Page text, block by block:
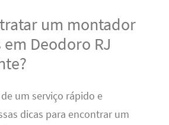
um montador
Deodoro RJ
um serviço rápido e
dicas para encontrar um